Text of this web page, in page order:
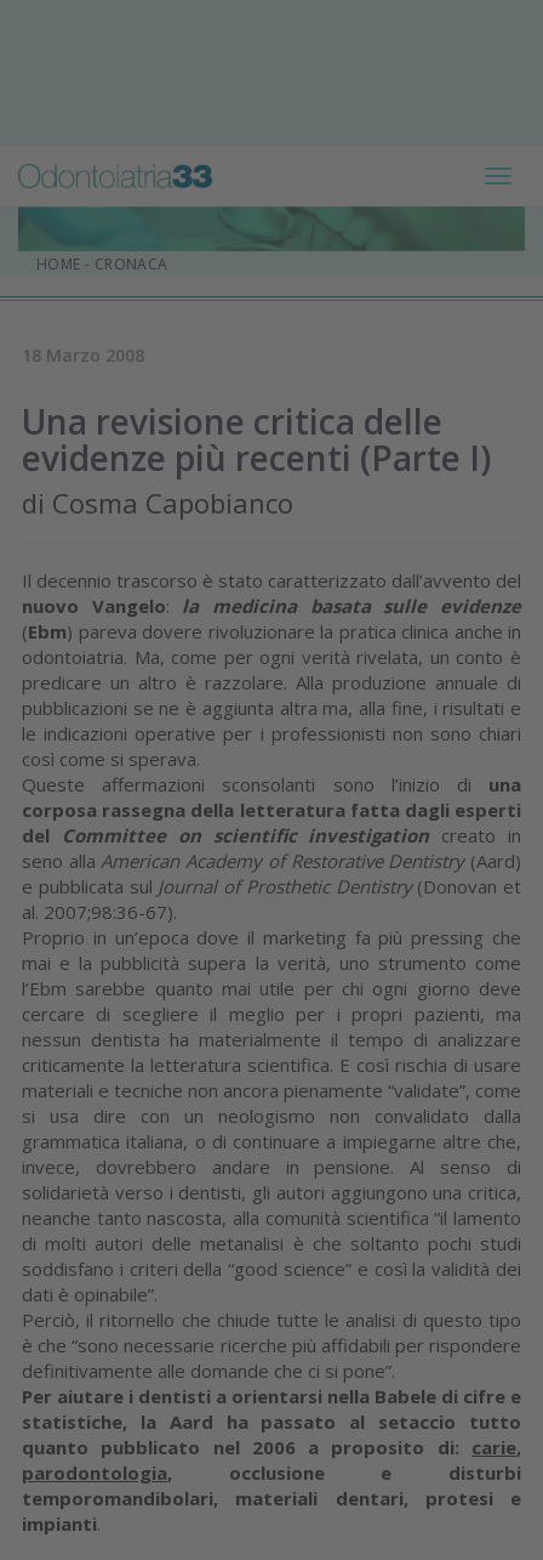
HOME - CRONACA
18 Marzo 2008
Una revisione critica delle
evidenze più recenti (Parte I)
di Cosma Capobianco
Il decennio trascorso è stato caratterizzato dall’avvento del
nuovo Vangelo: la medicina basata sulle evidenze
(Ebm) pareva dovere rivoluzionare la pratica clinica anche in
odontoiatria. Ma, come per ogni verità rivelata, un conto è
predicare un altro è razzolare. Alla produzione annuale di
pubblicazioni se ne è aggiunta altra ma, alla fine, i risultati e
le indicazioni operative per i professionisti non sono chiari
così come si sperava.
Queste affermazioni sconsolanti sono l’inizio di una
corposa rassegna della letteratura fatta dagli esperti
del
Committee on scientific investigation creato in
seno alla American Academy of Restorative Dentistry (Aard)
e pubblicata sul Journal of Prosthetic Dentistry (Donovan et
al. 2007;98:36-67).
Proprio in un’epoca dove il marketing fa più pressing che
mai e la pubblicità supera la verità, uno strumento come
l’Ebm sarebbe quanto mai utile per chi ogni giorno deve
cercare di scegliere il meglio per i propri pazienti, ma
nessun dentista ha materialmente il tempo di analizzare
criticamente la letteratura scientifica. E così rischia di usare
materiali e tecniche non ancora pienamente “validate”, come
si usa dire con un neologismo non convalidato dalla
grammatica italiana, o di continuare a impiegarne altre che,
invece, dovrebbero andare in pensione. Al senso di
solidarietà verso i dentisti, gli autori aggiungono una critica,
neanche tanto nascosta, alla comunità scientifica “il lamento
di molti autori delle metanalisi è che soltanto pochi studi
soddisfano i criteri della “good science” e così la validità dei
dati è opinabile”.
Perciò, il ritornello che chiude tutte le analisi di questo tipo
è che “sono necessarie ricerche più affidabili per rispondere
definitivamente alle domande che ci si pone”.
Per aiutare i dentisti a orientarsi nella Babele di cifre e
statistiche, la Aard ha passato al setaccio tutto
quanto pubblicato nel 2006 a proposito di: carie,
parodontologia, occlusione e disturbi
temporomandibolari, materiali dentari, protesi e
impianti.